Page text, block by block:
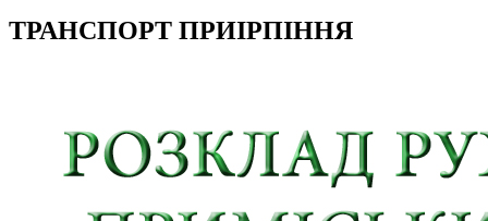
ТРАНСПОРТ ПРИІРПІННЯ